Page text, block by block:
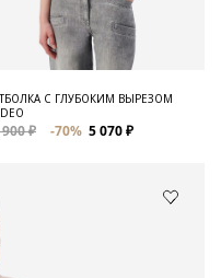
С ГЛУБОКИМ ВЫРЕЗОМ
₽ -70% 5 070 ₽